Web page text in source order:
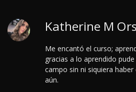
Katherine M
Me encantó el curso;
gracias a lo aprendido
campo sin ni siquiera
aún.